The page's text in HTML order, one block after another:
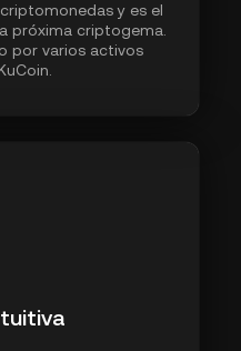
y es el
próxima criptogema.
por varios activos